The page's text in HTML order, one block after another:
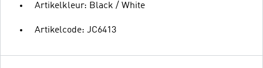
Artikelkleur: Black / White
Artikelcode: JC6413